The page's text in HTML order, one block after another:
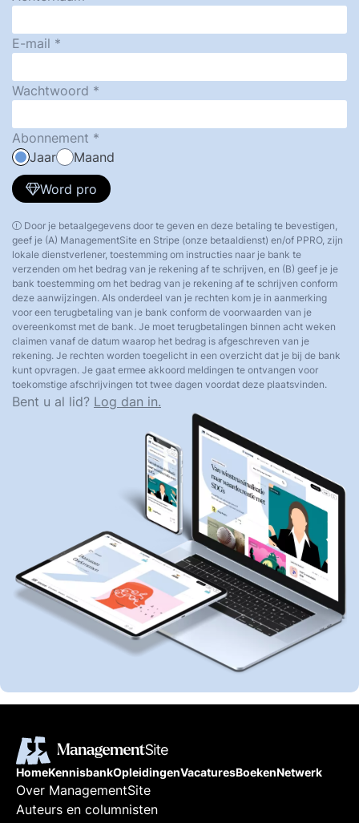
E-mail
Wachtwoord
Abonnement
Jaar
Maand
Word pro
Door je betaalgegevens door te geven en deze betaling te bevestigen,
geef je (A) ManagementSite en Stripe (onze betaaldienst) en/of PPRO, zijn
lokale dienstverlener, toestemming om instructies naar je bank te
verzenden om het bedrag van je rekening af te schrijven, en (B) geef je je
bank toestemming om het bedrag van je rekening af te schrijven conform
deze aanwijzingen. Als onderdeel van je rechten kom je in aanmerking
voor een terugbetaling van je bank conform de voorwaarden van je
overeenkomst met de bank. Je moet terugbetalingen binnen acht weken
claimen vanaf de datum waarop het bedrag is afgeschreven van je
rekening. Je rechten worden toegelicht in een overzicht dat je bij de bank
kunt opvragen. Je gaat ermee akkoord meldingen te ontvangen voor
toekomstige afschrijvingen tot twee dagen voordat deze plaatsvinden.
Bent u al lid? Log dan in.
HomeKennisbankOpleidingenVacaturesBoekenNetwerk
Over ManagementSite
Auteurs en columnisten